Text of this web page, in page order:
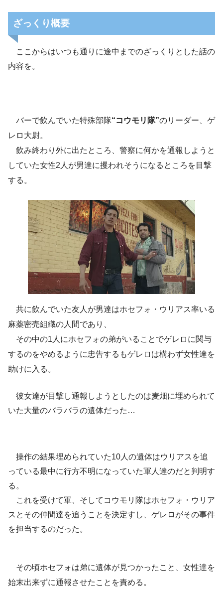
ざっくり概要
ここからはいつも通りに途中までのざっくりとした話の
内容を。
バーで飲んでいた特殊部隊“コウモリ隊”のリーダー、ゲ
レロ大尉。
飲み終わり外に出たところ、警察に何かを通報しようと
していた女性2人が男達に攫われそうになるところを目撃
する。
共に飲んでいた友人が男達はホセフォ・ウリアス率いる
麻薬密売組織の人間であり、
その中の1人にホセフォの弟がいることでゲレロに関与
するのをやめるように忠告するもゲレロは構わず女性達を
助けに入る。
彼女達が目撃し通報しようとしたのは麦畑に埋められて
いた大量のバラバラの遺体だった…
操作の結果埋められていた10人の遺体はウリアスを追
っている最中に行方不明になっていた軍人達のだと判明す
る。
これを受けて軍、そしてコウモリ隊はホセフォ・ウリア
スとその仲間達を追うことを決定すし、ゲレロがその事件
を担当するのだった。
その頃ホセフォは弟に遺体が見つかったこと、女性達を
始末出来ずに通報させたことを責める。